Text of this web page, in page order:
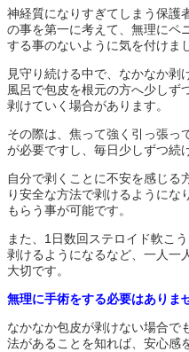
神経質になりすぎてしまう保護
の事を第一に考えて、無理にペ
する事のないように気を付けま
見守り続ける中で、なかなか剥
風呂で包皮を根元の方へ少しず
剥けていく場合があります。
その際は、焦って強く引っ張っ
が必要ですし、毎日少しずつ続
自分で剥くことに不安を感じる
り安全な方法で剥けるようにな
もらう事が可能です。
また、1日数回ステロイド軟こ
剥けるようになるなど、一人一
大切です。
無理に手術をする必要はありま
なかなか包皮が剥けない場合で
法があることを知れば、安心感